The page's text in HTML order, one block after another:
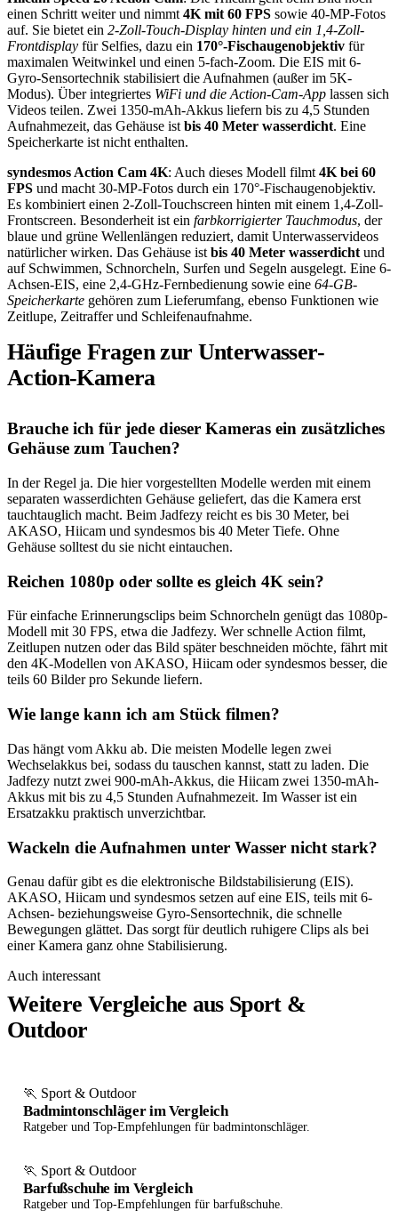
einen Schritt weiter und nimmt 4K mit 60 FPS sowie 40-MP-Fotos
auf. Sie bietet ein 2-Zoll-Touch-Display hinten und ein 1,4-Zoll-
Frontdisplay für Selfies, dazu ein 170°-Fischaugenobjektiv für
maximalen Weitwinkel und einen 5-fach-Zoom. Die EIS mit 6-
Gyro-Sensortechnik stabilisiert die Aufnahmen (außer im 5K-
Modus). Über integriertes WiFi und die Action-Cam-App lassen sich
Videos teilen. Zwei 1350-mAh-Akkus liefern bis zu 4,5 Stunden
Aufnahmezeit, das Gehäuse ist bis 40 Meter wasserdicht. Eine
Speicherkarte ist nicht enthalten.
syndesmos Action Cam 4K: Auch dieses Modell filmt 4K bei 60
FPS und macht 30-MP-Fotos durch ein 170°-Fischaugenobjektiv.
Es kombiniert einen 2-Zoll-Touchscreen hinten mit einem 1,4-Zoll-
Frontscreen. Besonderheit ist ein farbkorrigierter Tauchmodus, der
blaue und grüne Wellenlängen reduziert, damit Unterwasservideos
natürlicher wirken. Das Gehäuse ist bis 40 Meter wasserdicht und
auf Schwimmen, Schnorcheln, Surfen und Segeln ausgelegt. Eine 6-
Achsen-EIS, eine 2,4-GHz-Fernbedienung sowie eine 64-GB-
Speicherkarte gehören zum Lieferumfang, ebenso Funktionen wie
Zeitlupe, Zeitraffer und Schleifenaufnahme.
Häufige Fragen zur Unterwasser-
Action-Kamera
Brauche ich für jede dieser Kameras ein zusätzliches
Gehäuse zum Tauchen?
In der Regel ja. Die hier vorgestellten Modelle werden mit einem
separaten wasserdichten Gehäuse geliefert, das die Kamera erst
tauchtauglich macht. Beim Jadfezy reicht es bis 30 Meter, bei
AKASO, Hiicam und syndesmos bis 40 Meter Tiefe. Ohne
Gehäuse solltest du sie nicht eintauchen.
Reichen 1080p oder sollte es gleich 4K sein?
Für einfache Erinnerungsclips beim Schnorcheln genügt das 1080p-
Modell mit 30 FPS, etwa die Jadfezy. Wer schnelle Action filmt,
Zeitlupen nutzen oder das Bild später beschneiden möchte, fährt mit
den 4K-Modellen von AKASO, Hiicam oder syndesmos besser, die
teils 60 Bilder pro Sekunde liefern.
Wie lange kann ich am Stück filmen?
Das hängt vom Akku ab. Die meisten Modelle legen zwei
Wechselakkus bei, sodass du tauschen kannst, statt zu laden. Die
Jadfezy nutzt zwei 900-mAh-Akkus, die Hiicam zwei 1350-mAh-
Akkus mit bis zu 4,5 Stunden Aufnahmezeit. Im Wasser ist ein
Ersatzakku praktisch unverzichtbar.
Wackeln die Aufnahmen unter Wasser nicht stark?
Genau dafür gibt es die elektronische Bildstabilisierung (EIS).
AKASO, Hiicam und syndesmos setzen auf eine EIS, teils mit 6-
Achsen- beziehungsweise Gyro-Sensortechnik, die schnelle
Bewegungen glättet. Das sorgt für deutlich ruhigere Clips als bei
einer Kamera ganz ohne Stabilisierung.
Auch interessant
Weitere Vergleiche aus Sport &
Outdoor
🏃 Sport & Outdoor
Badmintonschläger im Vergleich
Ratgeber und Top-Empfehlungen für badmintonschläger.
🏃 Sport & Outdoor
Barfußschuhe im Vergleich
Ratgeber und Top-Empfehlungen für barfußschuhe.